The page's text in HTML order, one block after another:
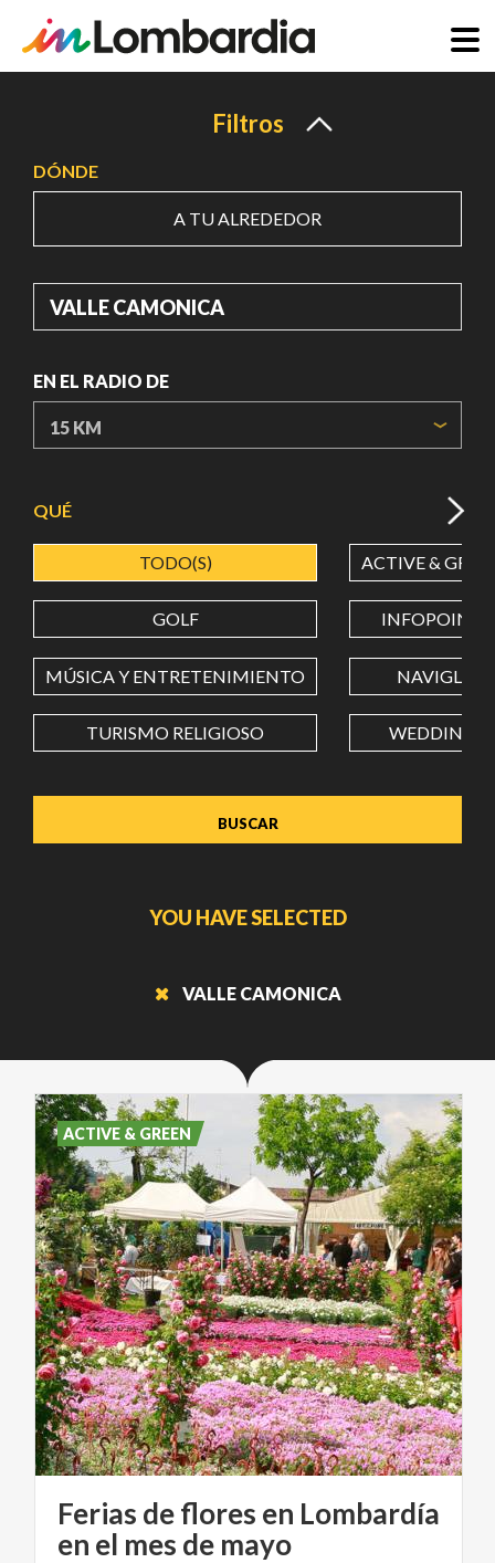
principal
Filtros
DÓNDE
A TU ALREDEDOR
DÓNDE
EN EL RADIO DE
LONGITUD
Value in decimal degrees. Use dot (.) as decimal separator.
QUÉ
TODO(S) ACTIVE &
GOLF INFOPOINT
MÚSICA Y ENTRETENIMIENTO NAVIGLI
TURISMO RELIGIOSO WEDDING
YOU HAVE SELECTED
VALLE CAMONICA
Ferias de flores en Lombardía
en el mes de mayo
ACTIVE & GREEN